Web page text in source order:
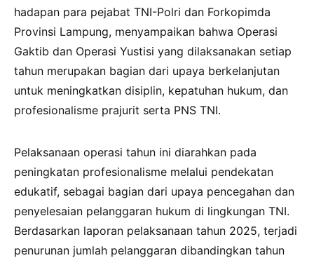
hadapan para pejabat TNI-Polri dan Forkopimda
Provinsi Lampung, menyampaikan bahwa Operasi
Gaktib dan Operasi Yustisi yang dilaksanakan setiap
tahun merupakan bagian dari upaya berkelanjutan
untuk meningkatkan disiplin, kepatuhan hukum, dan
profesionalisme prajurit serta PNS TNI.
Pelaksanaan operasi tahun ini diarahkan pada
peningkatan profesionalisme melalui pendekatan
edukatif, sebagai bagian dari upaya pencegahan dan
penyelesaian pelanggaran hukum di lingkungan TNI.
Berdasarkan laporan pelaksanaan tahun 2025, terjadi
penurunan jumlah pelanggaran dibandingkan tahun